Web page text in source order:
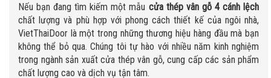
Nếu bạn đang tìm kiếm một mẫu cửa thép vân gỗ 4 cánh lệch
chất lượng và phù hợp với phong cách thiết kế của ngôi nhà,
VietThaiDoor là một trong những thương hiệu hàng đầu mà bạn
không thể bỏ qua. Chúng tôi tự hào với nhiều năm kinh nghiệm
trong ngành sản xuất cửa thép vân gỗ, cung cấp các sản phẩm
chất lượng cao và dịch vụ tận tâm.